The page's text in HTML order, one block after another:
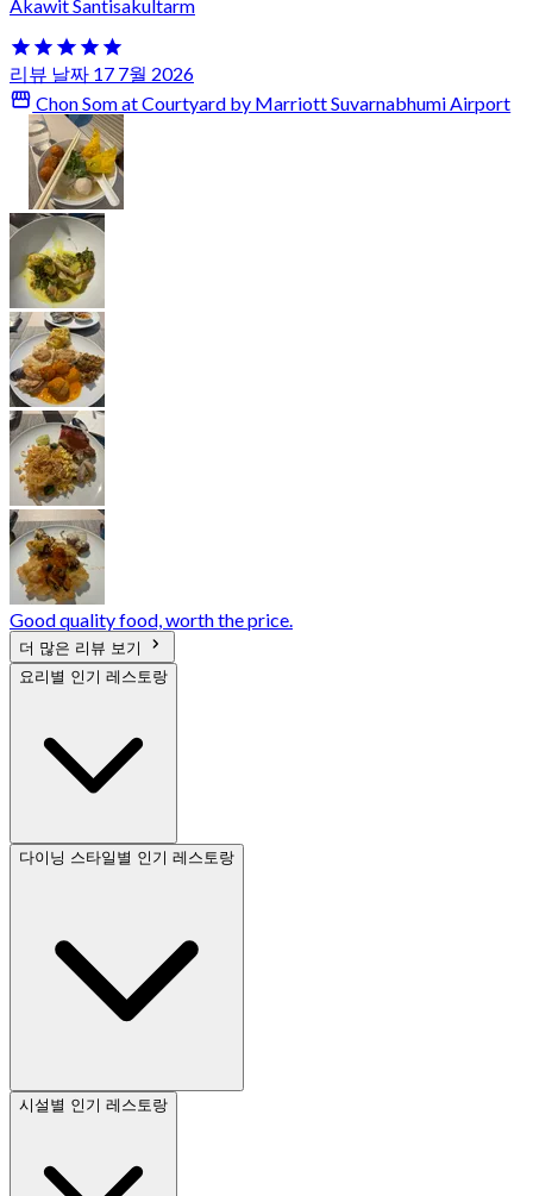
Akawit Santisakultarm
리뷰 날짜 17 7월 2026
Chon Som at Courtyard by Marriott Suvarnabhumi Airport
Good quality food, worth the price.
더 많은 리뷰 보기
요리별 인기 레스토랑
다이닝 스타일별 인기 레스토랑
시설별 인기 레스토랑